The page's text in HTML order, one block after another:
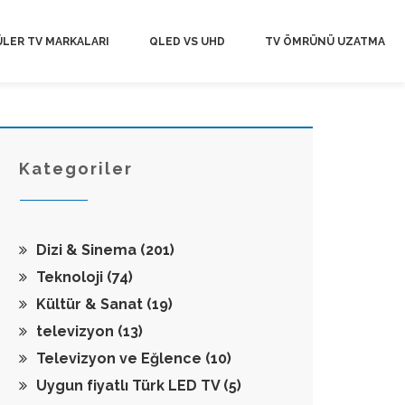
TV MARKALARI QLED VS UHD TV ÖMRÜNÜ UZATMA
Kategoriler
Dizi & Sinema (201)
Teknoloji (74)
Kültür & Sanat (19)
televizyon (13)
Televizyon ve Eğlence (10)
Uygun fiyatlı Türk LED TV (5)